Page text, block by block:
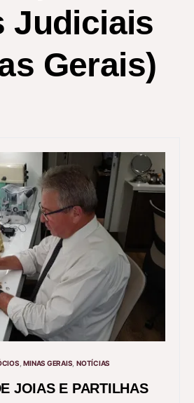
Judiciais
Gerais)
MINAS GERAIS NOTÍCIAS
JOIAS E PARTILHAS